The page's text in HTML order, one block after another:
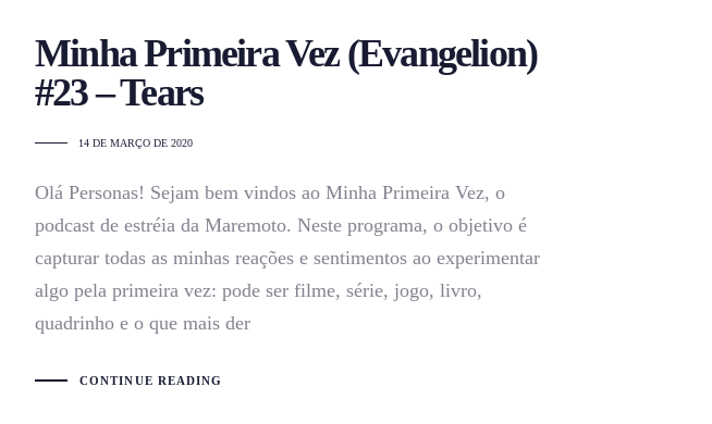
Minha Primeira Vez (Evangelion)
#23 – Tears
14 DE MARÇO DE 2020
Olá Personas! Sejam bem vindos ao Minha Primeira Vez, o
podcast de estréia da Maremoto. Neste programa, o objetivo é
capturar todas as minhas reações e sentimentos ao experimentar
algo pela primeira vez: pode ser filme, série, jogo, livro,
quadrinho e o que mais der
CONTINUE READING